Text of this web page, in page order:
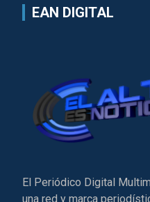
EAN DIGITAL
El Periódico Digital
una red y marca